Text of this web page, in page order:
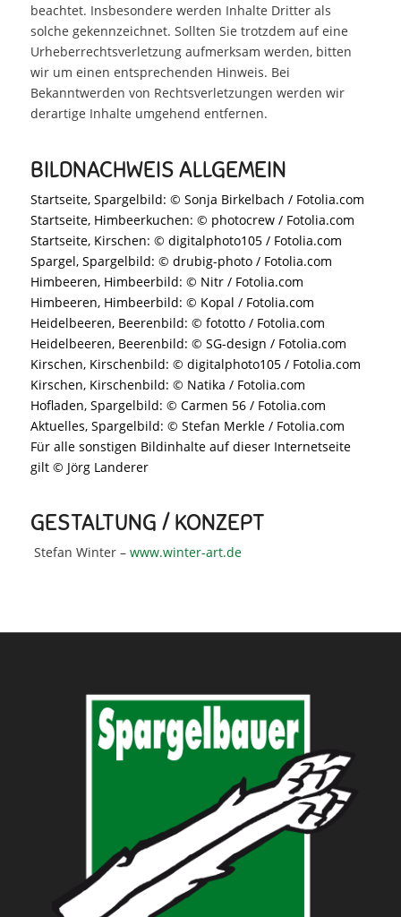
beachtet. Insbesondere werden Inhalte Dritter als
solche gekennzeichnet. Sollten Sie trotzdem auf eine
Urheberrechtsverletzung aufmerksam werden, bitten
wir um einen entsprechenden Hinweis. Bei
Bekanntwerden von Rechtsverletzungen werden wir
derartige Inhalte umgehend entfernen.
BILDNACHWEIS ALLGEMEIN
Startseite, Spargelbild: © Sonja Birkelbach / Fotolia.com
Startseite, Himbeerkuchen: © photocrew / Fotolia.com
Startseite, Kirschen: © digitalphoto105 / Fotolia.com
Spargel, Spargelbild: © drubig-photo / Fotolia.com
Himbeeren, Himbeerbild: © Nitr / Fotolia.com
Himbeeren, Himbeerbild: © Kopal / Fotolia.com
Heidelbeeren, Beerenbild: © fototto / Fotolia.com
Heidelbeeren, Beerenbild: © SG-design / Fotolia.com
Kirschen, Kirschenbild: © digitalphoto105 / Fotolia.com
Kirschen, Kirschenbild: © Natika / Fotolia.com
Hofladen, Spargelbild: © Carmen 56 / Fotolia.com
Aktuelles, Spargelbild: © Stefan Merkle / Fotolia.com
Für alle sonstigen Bildinhalte auf dieser Internetseite
gilt © Jörg Landerer
GESTALTUNG / KONZEPT
Stefan Winter – www.winter-art.de